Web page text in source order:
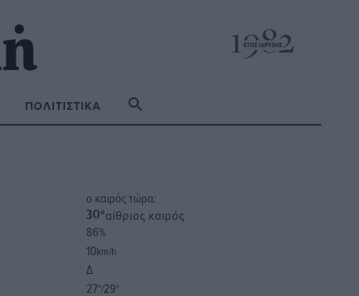
ΠΟΛΙΤΙΣΤΙΚΆ
o καιρός τώρα:
30°αίθριος καιρός
86%
10km/h
Δ
27°/29°